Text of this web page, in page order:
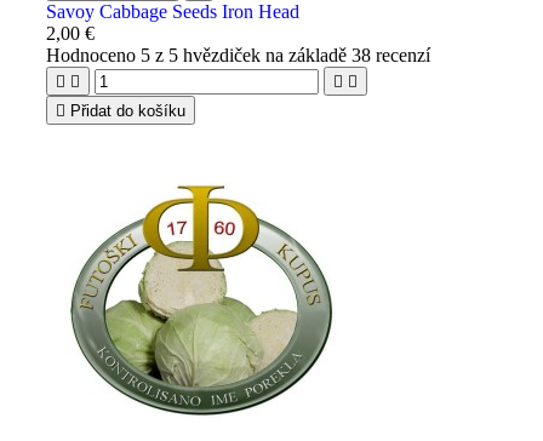
Savoy Cabbage Seeds Iron Head
2,00 €
Hodnoceno 5 z 5 hvězdiček na základě38 recenzí
   
 Přidat do košíku